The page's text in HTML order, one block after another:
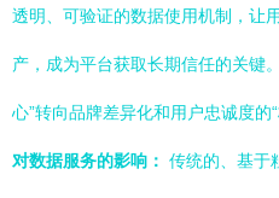
透明、可验证的数据使用机制，让
产，成为平台获取长期信任的关键
心”转向品牌差异化和用户忠诚度的“
对数据服务的影响： 传统的、基于